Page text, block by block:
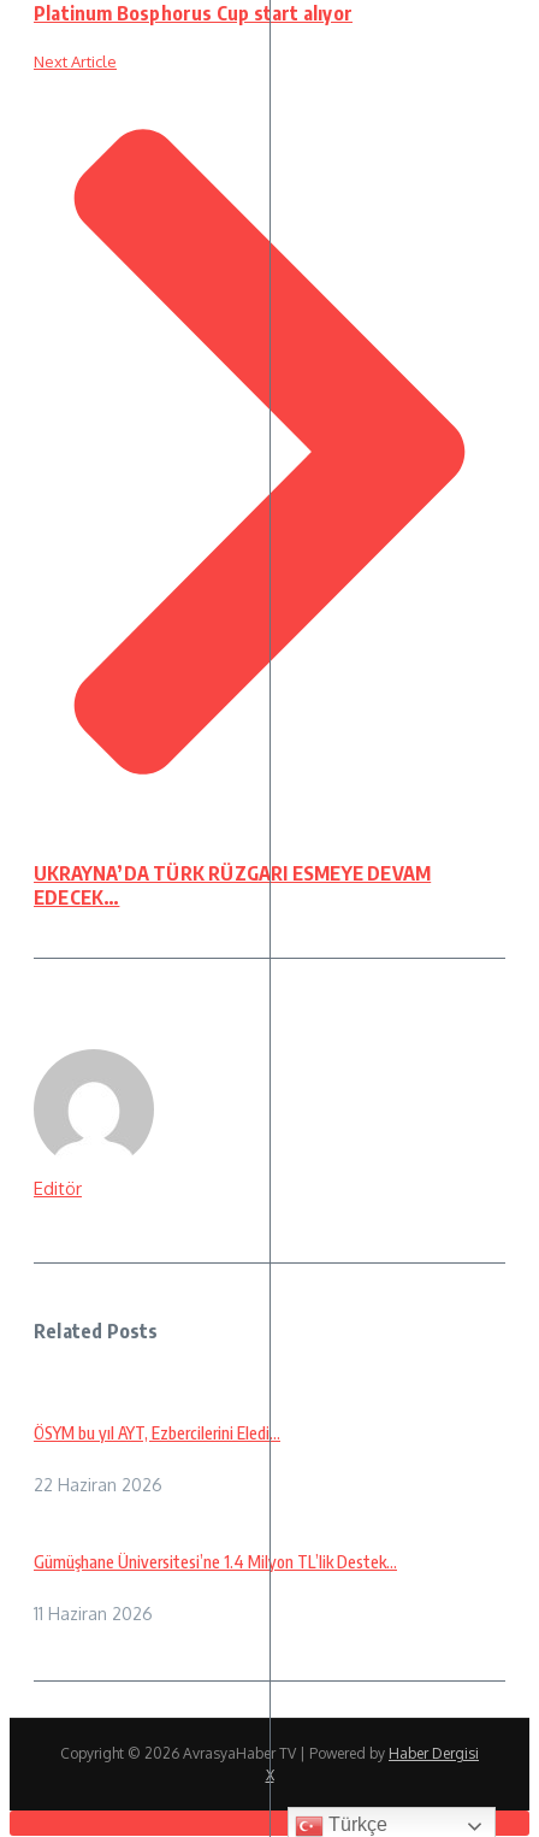
Platinum Bosphorus Cup start alıyor
Next Article
UKRAYNA’DA TÜRK RÜZGARI ESMEYE DEVAM
EDECEK…
Editör
Related Posts
ÖSYM bu yıl AYT, Ezbercilerini Eledi…
22 Haziran 2026
Gümüşhane Üniversitesi’ne 1.4 Milyon TL’lik Destek…
11 Haziran 2026
Copyright © 2026 AvrasyaHaber TV | Powered by Haber Dergisi
X
Türkçe